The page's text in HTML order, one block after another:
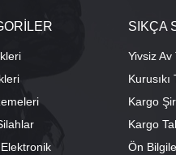
SIKÇA
Yivsiz Av
Kargo
Kargo
Ön